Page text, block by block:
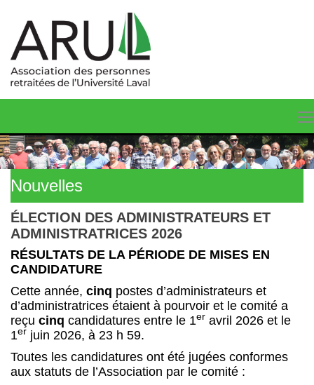
Nouvelles
ÉLECTION DES ADMINISTRATEURS ET
ADMINISTRATRICES 2026
RÉSULTATS DE LA PÉRIODE DE MISES EN
CANDIDATURE
Cette année, cinq postes d’administrateurs et
d’administratrices étaient à pourvoir et le comité a
reçu cinq candidatures entre le 1er avril 2026 et le
1er juin 2026, à 23 h 59.
Toutes les candidatures ont été jugées conformes
aux statuts de l’Association par le comité :